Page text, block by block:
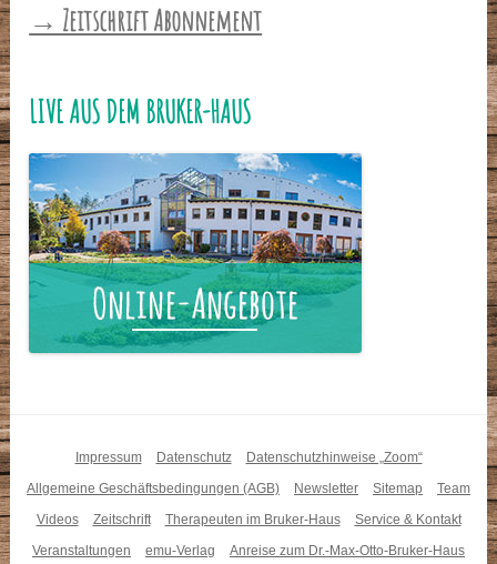
→ Zeitschrift Abonnement
LIVE AUS DEM BRUKER-HAUS
Impressum Datenschutz
Datenschutzhinweise „Zoom“
Allgemeine Geschäftsbedingungen (AGB)
Newsletter Sitemap
Team
Videos
Zeitschrift Therapeuten im Bruker-Haus
Service & Kontakt
Veranstaltungen
emu-Verlag Anreise zum Dr.-Max-Otto-Bruker-Haus